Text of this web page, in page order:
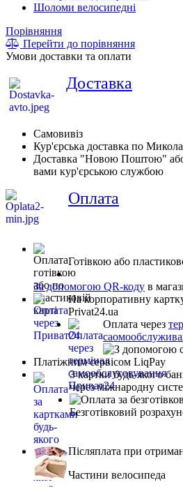
Шоломи велосипедні
Порівняння
Перейти до порівняння
Умови доставки та оплати
Доставка
Самовивіз
Кур'єрська доставка по
Доставка "Новою Поштою"
вами кур'єрською службою
Оплата
Готівкою або
За допомогою QR-коду в
На корпоративну
Privat24.ua
Оплата через
Платіжним сервісом LiqPay
З картки будь-якого
через міжнародну
Безготівковий
Післяплата при
Частини велосипеда